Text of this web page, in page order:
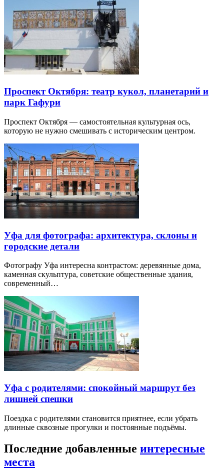
Проспект Октября: театр кукол, планетарий и
парк Гафури
Проспект Октября — самостоятельная культурная ось,
которую не нужно смешивать с историческим центром.
Уфа для фотографа: архитектура, склоны и
городские детали
Фотографу Уфа интересна контрастом: деревянные дома,
каменная скульптура, советские общественные здания,
современный…
Уфа с родителями: спокойный маршрут без
лишней спешки
Поездка с родителями становится приятнее, если убрать
длинные сквозные прогулки и постоянные подъёмы.
Последние добавленные интересные
места